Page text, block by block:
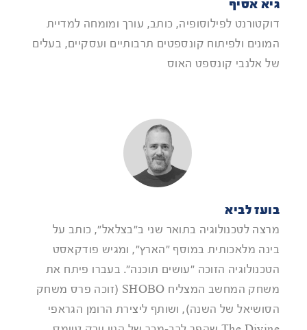
גיא אסיף
דוקטורנט לפילוסופיה, כותב, עורך ומומחה למדיית
המונים ולפיתוח קונספטים תרבותיים ועסקיים, בעלים
של אלנבי קונספט האוס
בועז לביא
מרצה לטכנולוגיה בתואר שני ב"בצלאל", כותב על
בינה מלאכותית במוסף "הארץ", ומגיש פודקאסט
הטכנולוגיה הזוכה "עושים תוכנה". בעברו פיתח את
משחק המחשב המצליח SHOBO (זוכה פרס משחק
הסושיאל של השנה), ושותף ליצירת הרומן הגראפי